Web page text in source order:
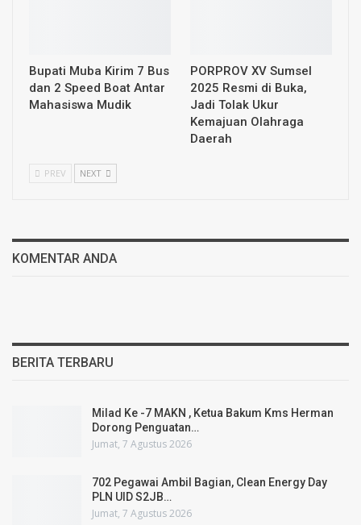
Bupati Muba Kirim 7 Bus
dan 2 Speed Boat Antar
Mahasiswa Mudik
PORPROV XV Sumsel
2025 Resmi di Buka,
Jadi Tolak Ukur
Kemajuan Olahraga
Daerah
PREV NEXT
KOMENTAR ANDA
BERITA TERBARU
Milad Ke -7 MAKN , Ketua Bakum Kms Herman
Dorong Penguatan…
Jumat, 7 Agustus 2026
702 Pegawai Ambil Bagian, Clean Energy Day
PLN UID S2JB…
Jumat, 7 Agustus 2026